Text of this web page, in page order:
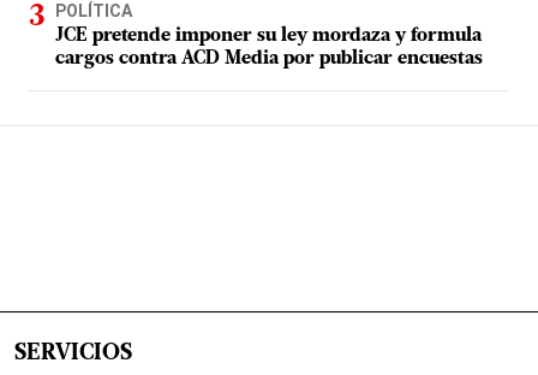
POLÍTICA
JCE pretende imponer su ley mordaza y formula
cargos contra ACD Media por publicar encuestas
SERVICIOS